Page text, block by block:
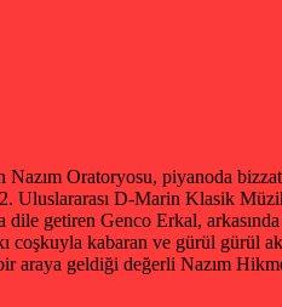
Oratoryosu, piyanoda
D-Marin Klasik
getiren Genco Erkal,
coşkuyla kabaran ve gürül
geldiği değerli Nazım